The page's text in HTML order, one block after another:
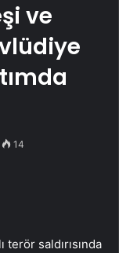
ve
14
terör saldırısında